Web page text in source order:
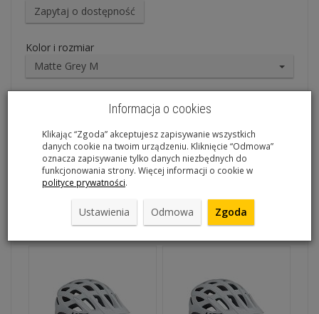
Zapytaj o dostępność
Kolor i rozmiar
Matte Grey M
519,00 zł
dodaj do koszyka
Polecane produkty
Informacja o cookies
Klikając “Zgoda” akceptujesz zapisywanie wszystkich
danych cookie na twoim urządzeniu. Kliknięcie “Odmowa”
oznacza zapisywanie tylko danych niezbędnych do
funkcjonowania strony. Więcej informacji o cookie w
polityce prywatności.
Ustawienia Odmowa Zgoda